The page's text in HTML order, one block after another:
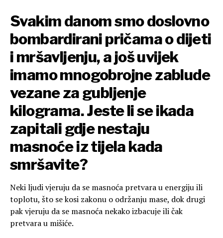
Svakim danom smo doslovno
bombardirani pričama o dijeti
i mršavljenju, a još uvijek
imamo mnogobrojne zablude
vezane za gubljenje
kilograma. Jeste li se ikada
zapitali gdje nestaju
masnoće iz tijela kada
smršavite?
Neki ljudi vjeruju da se masnoća pretvara u energiju ili
toplotu, što se kosi zakonu o održanju mase, dok drugi
pak vjeruju da se masnoća nekako izbacuje ili čak
pretvara u mišiće.